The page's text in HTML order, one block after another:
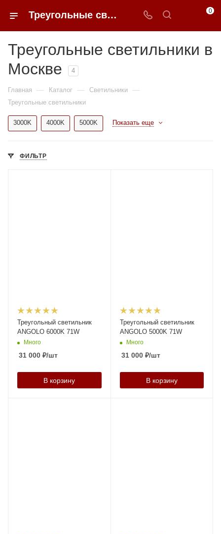
Треугольные светильники в Москве купить по доступным ценам с доставкой от 0ФФЕР.ру 0
Треугольные светильники в
Москве
4
Главная — Каталог — Светильники —
Треугольные светильники
3000K 4000K 5000K Показать еще
ФИЛЬТР
Треугольный светильник
ANGOLO 6000K 71W
Много
31 000 ₽/шт
В корзину
Треугольный светильник
ANGOLO 5000K 71W
Много
31 000₽/шт
В корзину